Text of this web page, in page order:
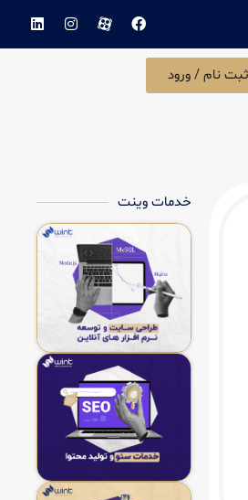
ثبت نام / ورود
خدمات وینت